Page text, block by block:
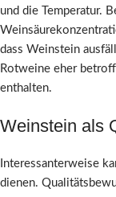
und die Temperatur.
dass Weinstein
Rotweine eher
enthalten.
Weinstein als
Interessanterweise
dienen.